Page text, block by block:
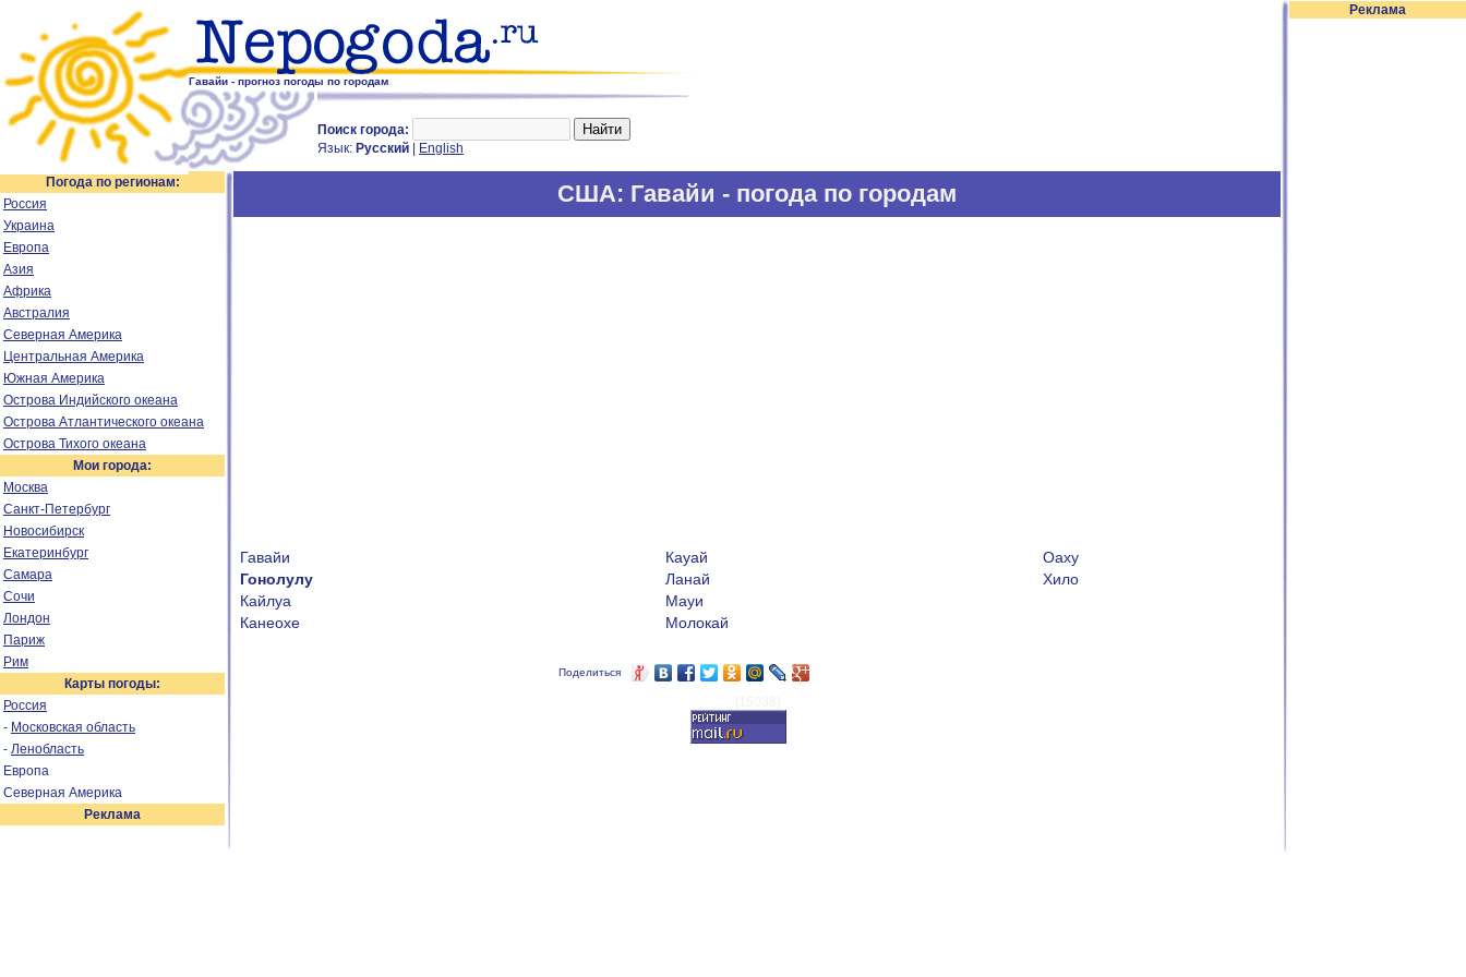
Гавайи - прогноз погоды по городам
Поиск города:
Язык: Русский English
Реклама
Погода по регионам:
Россия
Украина
Европа
Азия
Африка
Австралия
Северная Америка
Центральная Америка
Южная Америка
Острова Индийского океана
Острова Атлантического океана
Острова Тихого океана
Мои города:
Москва
Санкт-Петербург
Новосибирск
Екатеринбург
Самара
Сочи
Лондон
Париж
Рим
Карты погоды:
Россия
- Московская область
- Ленобласть
Европа
Северная Америка
Реклама
США: Гавайи - погода по городам
Гавайи
Гонолулу
Кайлуа
Канеохе
Кауай
Ланай
Мауи
Молокай
Оаху
Хило
Поделиться